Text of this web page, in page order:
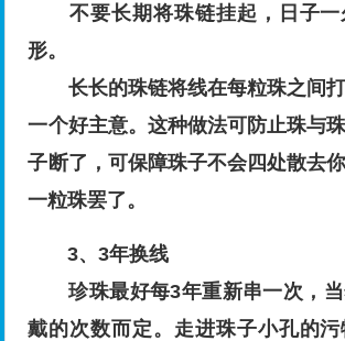
不要长期将珠链挂起，日子一
形。
长长的珠链将线在每粒珠之间打
一个好主意。这种做法可防止珠与
子断了，可保障珠子不会四处散去
一粒珠罢了。
3、3年换线
珍珠最好每3年重新串一次，当
戴的次数而定。走进珠子小孔的